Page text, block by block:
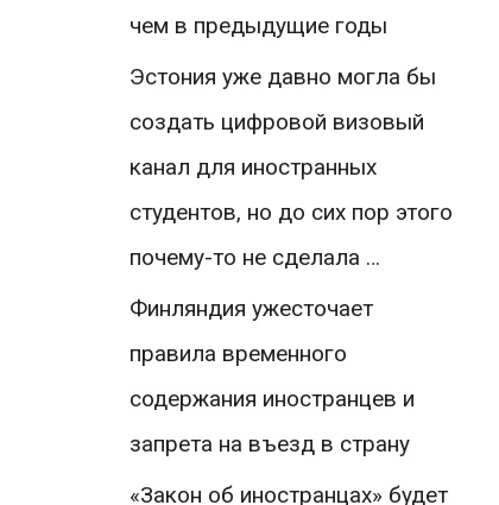
чем в предыдущие годы
Эстония уже давно могла бы
создать цифровой визовый
канал для иностранных
студентов, но до сих пор этого
почему-то не сделала …
Финляндия ужесточает
правила временного
содержания иностранцев и
запрета на въезд в страну
«Закон об иностранцах» будет